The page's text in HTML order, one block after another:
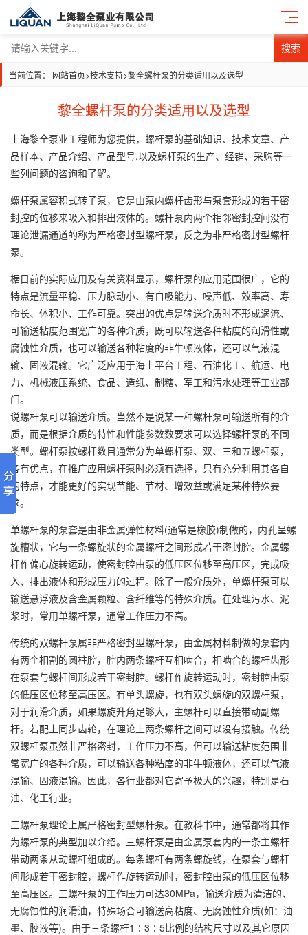
搜索
当前位置： 网站首页>技术支持>黎全螺杆泵的分类适用以及选型
黎全螺杆泵的分类适用以及选型
上海黎全泵业工程师为您提供，螺杆泵的基础知识、技术文章、产
品样本、产品介绍、产品型号,以及螺杆泵的生产、经销、采购等一
些列问题的咨询和了解。
螺杆泵属容积式转子泵，它是由泵内螺杆齿形与泵套形成的若干密
封腔的位移来吸入和排出液体的。螺杆泵内两个相邻密封腔间没有
理论泄漏通道的称为严格密封型螺杆泵，反之为非严格密封型螺杆
泵。
椐目前的实际应用及有关资料显示，螺杆泵的应用范围很广，它的
特点是流量平稳、压力脉动小、有自吸能力、噪声低、效率高、寿
命长、体积小、工作可靠。突出的优点是输送介质时不形成涡流、
可输送粘度范围宽广的各种介质，既可以输送各种粘度的润滑性或
腐蚀性介质，也可以输送各种粘度的非牛顿液体，还可以气液混
输、固液混输。它广泛应用于海上平台工程、石油化工、航运、电
力、机械液压系统、食品、造纸、制糖、军工和污水处理等工业部
门。
说螺杆泵可以输送介质。当然不是说某一种螺杆泵可输送所有的介
质，而是根据介质的特性和性能参数数要求可以选择螺杆泵的不同
类型。螺杆泵按螺杆数目通常分为单螺杆泵、双、三和五螺杆泵，
各有优点，在推广应用螺杆泵时必须有选择，只有充分利用其各自
的特点，才能更好的实现节能、节材、增效益或满足某种特殊要
求。
单螺杆泵的泵套是由非金属弹性材料(通常是橡胶)制做的，内孔呈螺
旋槽状，它与一条螺旋状的金属螺杆之间形成若干密封腔。金属螺
杆作偏心旋转运动，使密封腔由泵的低压区位移至高压区，完成吸
入、排出液体和形成压力的过程。除了一般介质外，单螺杆泵可以
输送悬浮液及含金属颗粒、含纤维等的特殊介质。在处理污水、泥
浆时，常用单螺杆泵，通常工作压力不高。
传统的双螺杆泵属非严格密封型螺杆泵，由金属材料制做的泵套内
有两个相割的圆柱腔，腔内两条螺杆互相啮合，相啮合的螺杆齿形
在泵套与螺杆间形成若干密封腔。螺杆作旋转运动时，密封腔由泵
的低压区位移至高压区。有单头螺旋，也有双头螺旋的双螺杆泵，
对于润滑介质，如果螺旋升角足够大，主螺杆可以直接带动副螺
杆。若配上同步齿轮，在理论上两条螺杆之间可以没有接触。传统
双螺杆泵虽然非严格密封，工作压力不高，但可以输送粘度范围非
常宽广的各种介质，可以输送各种粘度的非牛顿液体，还可以气液
混输、固液混输。因此，各行业都对它寄予极大的兴趣，特别是石
油、化工行业。
三螺杆泵理论上属严格密封型螺杆泵。在教科书中，通常都将其作
为螺杆泵的典型加以介绍。三螺杆泵是由金属泵套内的一条主螺杆
带动两条从动螺杆组成的。每条螺杆有两条螺旋线，在泵套与螺杆
间形成若干密封腔，螺杆作旋转运动时，密封腔由泵的低压区位移
至高压区。三螺杆泵的工作压力可达30MPa，输送介质为清洁的、
无腐蚀性的润滑油，特殊场合可输送高粘度、无腐蚀性介质(如：油
墨、胶液等)。由于三条螺杆1∶3∶5比例的结构尺寸以及其它原因